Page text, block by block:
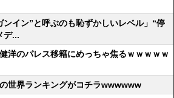
ンイン”と呼ぶのも恥ずかしいレベル」“停
デ...
洋のパレス移籍にめっちゃ焦るｗｗｗｗｗ
世界ランキングがコチラwwwwww